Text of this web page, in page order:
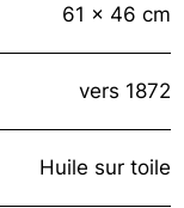
61 x 46 cm
vers 1872
Huile sur toile